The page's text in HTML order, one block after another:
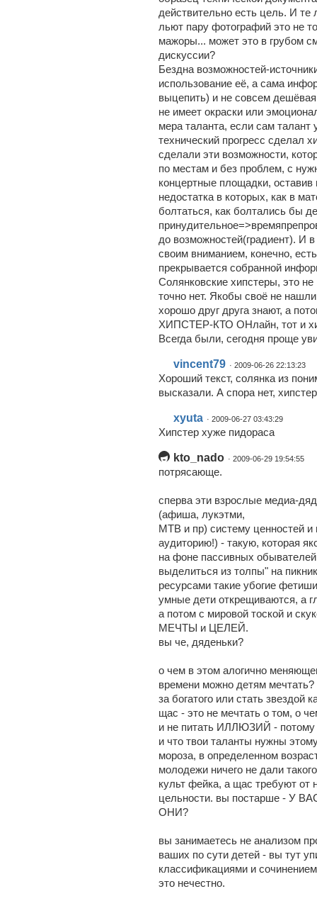
действительно есть цель. И
льют пару фотографий это не
мажоры... может это в грубом
дискуссии?
Бездна возможностей-
использование её, а сама
выцепить) и не совсем
не имеет окраски или
мера таланта, если сам
технический прогресс сделал
сделали эти возможности,
по местам и без проблем, с
концертные площадки,
недостатка в которых, как в
болтаться, как болтались бы
до возможностей(градиент). И
своим вниманием, конечно,
прекрывается собранной
Солянковские хипстеры, это
точно нет. Якобы своё не
хорошо друг друга знают, а
ХИПСТЕР-КТО ОНлайн, тот и
Всегда были, сегодня проще
vincent79 · 2009-06-26 22:13:23
Хороший текст, солянка из
высказали. А спора нет,
xyuta · 2009-06-27 03:43:29
Хипстер хуже пидораса
kto_nado · 2009-06-29 19:54:55
потрясающе.
сперва эти взрослые медиа-
(афиша, лукэтми,
МТВ и пр) систему ценностей
аудиторию!) - такую, которая
на фоне пассивных
выделиться из толпы" на
ресурсами такие убогие
умные дети открещиваются, а
а потом с мировой тоской и
МЕЧТЫ и ЦЕЛЕЙ.
вы че, дяденьки?
о чем в этом алогично
времени можно детям
за богатого или стать звездой
щас - это не мечтать о том, о
и не питать ИЛЛЮЗИЙ - потому
и что твои таланты нужны
мороза, в определенном
молодежи ничего не дали
культ фейка, а щас требуют от
цельности. вы постарше - У
ОНИ?
вы занимаетесь не анализом
ваших по сути детей - вы тут
классификациями и
это нечестно.